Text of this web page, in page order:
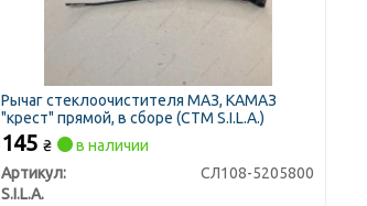
Рычаг стеклоочистителя МАЗ, КАМАЗ
"крест" прямой, в сборе (СТМ S.I.L.A.)
145₴
в наличии
Артикул:
СЛ108-5205800
S.I.L.A.